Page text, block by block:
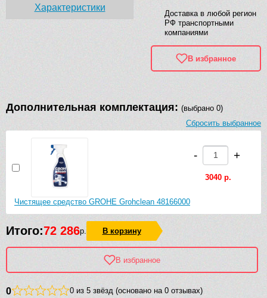
Доставка в любой регион
РФ транспортными
компаниями
В избранное
Характеристики
Дополнительная комплектация: (выбрано 0)
Сбросить выбранное
Чистящее средство GROHE Grohclean 48166000
- +
3040 р.
Итого:72 286р. В корзину
В избранное
0 0 из 5 звёзд (основано на 0 отзывах)